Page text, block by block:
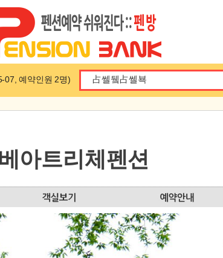
07, 예약인원 2명)
베아트리체펜션